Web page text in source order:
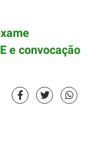
e convocação